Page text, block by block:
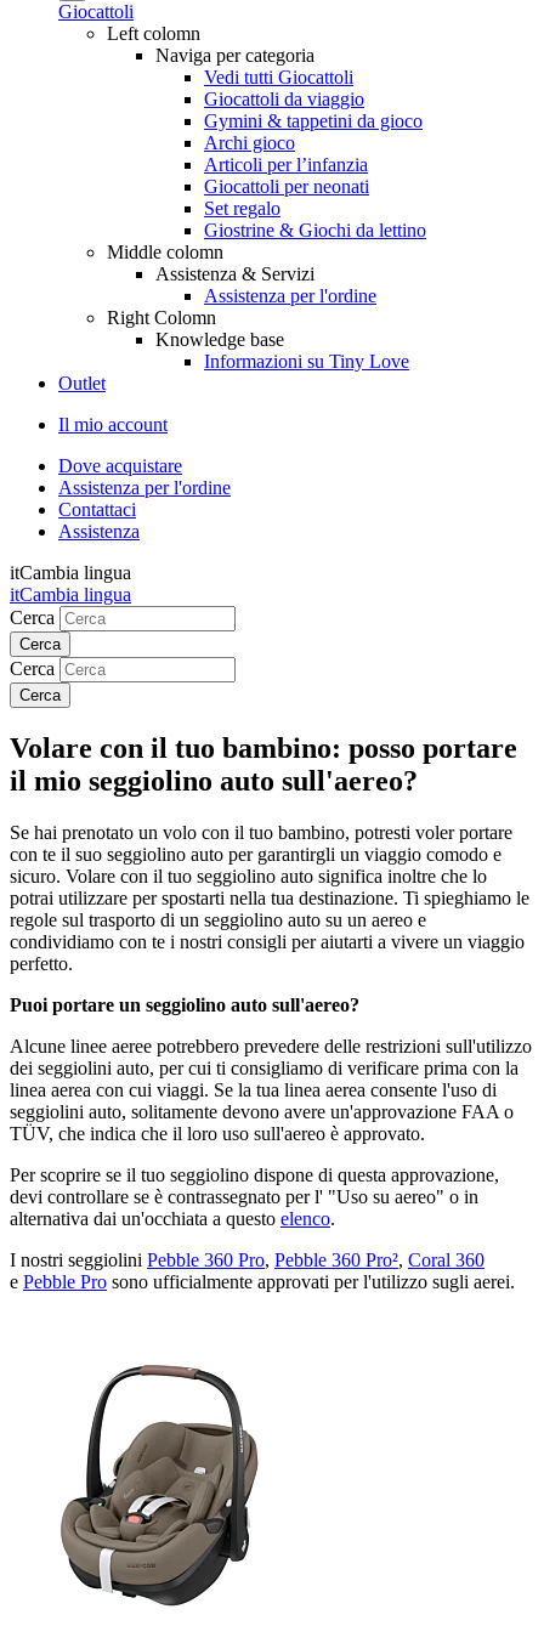
Giocattoli
Left colomn
Naviga per categoria
Vedi tutti Giocattoli
Giocattoli da viaggio
Gymini & tappetini da gioco
Archi gioco
Articoli per l’infanzia
Giocattoli per neonati
Set regalo
Giostrine & Giochi da lettino
Middle colomn
Assistenza & Servizi
Assistenza per l'ordine
Right Colomn
Knowledge base
Informazioni su Tiny Love
Outlet
Il mio account
Dove acquistare
Assistenza per l'ordine
Contattaci
Assistenza
itCambia lingua
itCambia lingua
Cerca
Cerca
Volare con il tuo bambino: posso portare
il mio seggiolino auto sull'aereo?
Se hai prenotato un volo con il tuo bambino, potresti voler portare
con te il suo seggiolino auto per garantirgli un viaggio comodo e
sicuro. Volare con il tuo seggiolino auto significa inoltre che lo
potrai utilizzare per spostarti nella tua destinazione. Ti spieghiamo le
regole sul trasporto di un seggiolino auto su un aereo e
condividiamo con te i nostri consigli per aiutarti a vivere un viaggio
perfetto.
Puoi portare un seggiolino auto sull'aereo?
Alcune linee aeree potrebbero prevedere delle restrizioni sull'utilizzo
dei seggiolini auto, per cui ti consigliamo di verificare prima con la
linea aerea con cui viaggi. Se la tua linea aerea consente l'uso di
seggiolini auto, solitamente devono avere un'approvazione FAA o
TÜV, che indica che il loro uso sull'aereo è approvato.
Per scoprire se il tuo seggiolino dispone di questa approvazione,
devi controllare se è contrassegnato per l' "Uso su aereo" o in
alternativa dai un'occhiata a questo elenco.
I nostri seggiolini Pebble 360 Pro, Pebble 360 Pro², Coral 360
e Pebble Pro sono ufficialmente approvati per l'utilizzo sugli aerei.